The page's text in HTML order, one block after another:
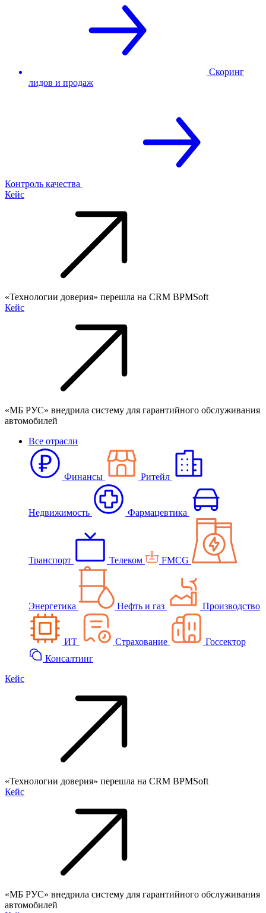
Скоринг
лидов и продаж
Контроль качества
Кейс
«Технологии доверия» перешла на CRM BPMSoft
Кейс
«МБ РУС» внедрила систему для гарантийного обслуживания
автомобилей
Все отрасли
Финансы Ритейл
Недвижимость Фармацевтика
Транспорт Телеком FMCG
Энергетика Нефть и газ Производство
ИТ Страхование
Госсектор
Консалтинг
Кейс
«Технологии доверия» перешла на CRM BPMSoft
Кейс
«МБ РУС» внедрила систему для гарантийного обслуживания
автомобилей